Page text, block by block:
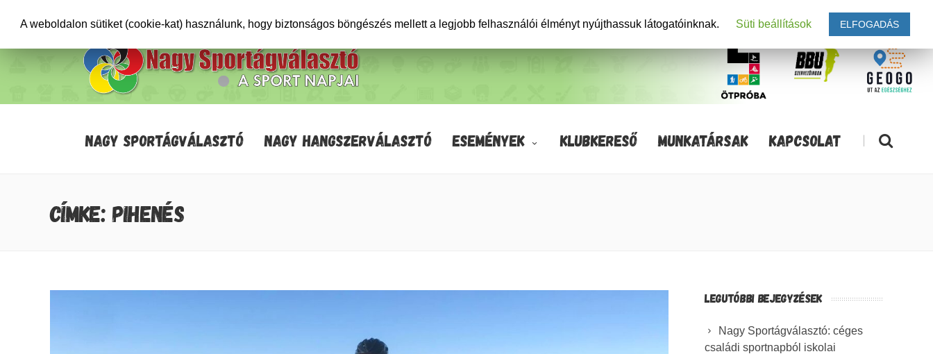
NAGY SPORTÁGVÁLASZTÓ NAGY HANGSZERVÁLASZTÓ ESEMÉNYEK KLUBKERESŐ MUNKATÁRSAK KAPCSOLAT |
CÍMKE: PIHENÉS
LEGUTÓBBI BEJEGYZÉSEK
Nagy Sportágválasztó: céges
családi sportnapból iskolai
A weboldalon sütiket (cookie-kat) használunk, hogy biztonságos böngészés mellett a legjobb felhasználói élményt nyújthassuk látogatóinknak. Süti beállítások ELFOGADÁS